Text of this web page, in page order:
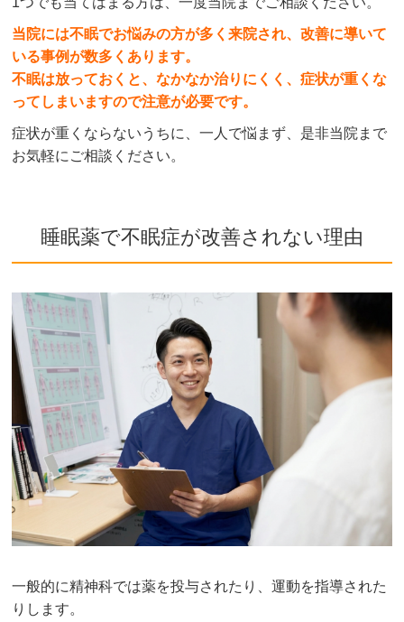
当院には不眠でお悩みの方が多く来院され、改善に導いて
いる事例が数多くあります。
不眠は放っておくと、なかなか治りにくく、症状が重くな
ってしまいますので注意が必要です。
症状が重くならないうちに、一人で悩まず、是非当院まで
お気軽にご相談ください。
睡眠薬で不眠症が改善されない理由
一般的に精神科では薬を投与されたり、運動を指導された
りします。